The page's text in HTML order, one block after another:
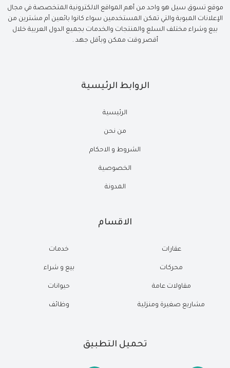
موقع تسوق سيل هو واحد من أهم المواقع الالكترونية المتخصصة في مجال
الإعلانات المبوبة والتي تمكن المستخدمين سواء كانوا بائعين أم مشترين من
بيع وشراء مختلف السلع والمنتجات والخدمات بجميع الدول العربية خلال
أقصر وقت ممكن وبأقل جهد .
الروابط الرئيسية
الرئيسية
من نحن
الشروط و الاحكام
الخصوصية
المدونة
الاقسام
عقارات
محركات
مقاولات عامة
مشاريع صغيرة ومنزلية
خدمات
بيع و شراء
حيوانات
وظائف
تحميل التطبيق